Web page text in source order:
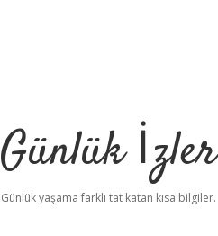
Günlük İzler
Günlük yaşama farklı tat katan kısa bilgiler.